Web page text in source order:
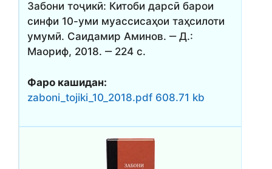
Забони тоҷикӣ: Китоби дарсӣ барои
синфи 10-уми муассисаҳои таҳсилоти
умумӣ. Саидамир Аминов. ‒ Д.:
Маориф, 2018. ‒ 224 с.
Фаро кашидан:
zaboni_tojiki_10_2018.pdf 608.71 kb